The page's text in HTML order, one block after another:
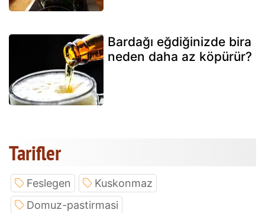
Bardağı eğdiğinizde bira
neden daha az köpürür?
Tarifler
Feslegen
Kuskonmaz
Domuz-pastirmasi